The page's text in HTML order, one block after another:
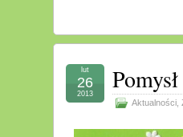
Aktualności
lut
26
2013